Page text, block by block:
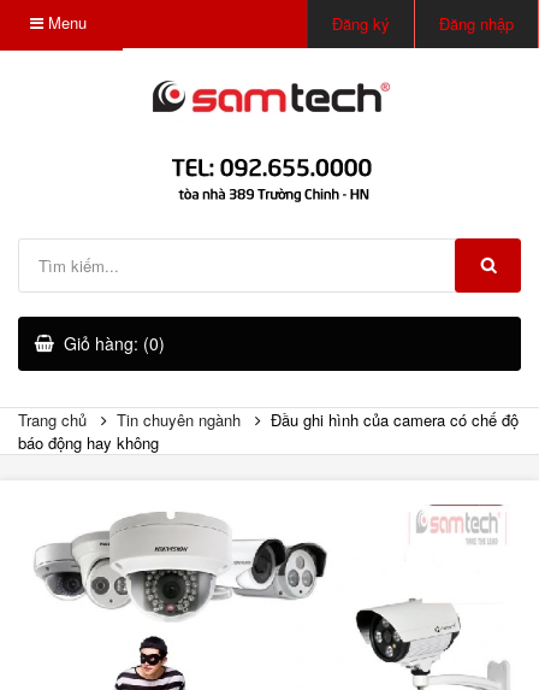
Menu Đăng ký Đăng nhập
Giỏ hàng: (0)
Trang chủ Tin chuyên ngành
Đầu ghi hình của camera có chế độ
báo động hay không